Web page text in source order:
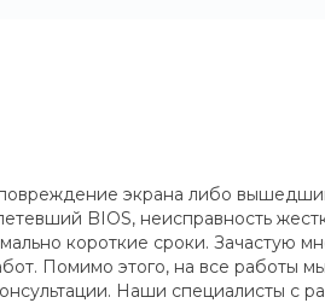
экрана либо
BIOS, неисправность
короткие сроки. Зачастую
Помимо этого, на все работы
Наши специалисты с